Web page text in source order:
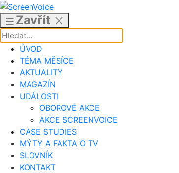
Přejít
obsahu
Zavřít
ÚVOD
TÉMA MĚSÍCE
AKTUALITY
MAGAZÍN
UDÁLOSTI
OBOROVÉ AKCE
AKCE SCREENVOICE
CASE STUDIES
MÝTY A FAKTA O TV
SLOVNÍK
KONTAKT